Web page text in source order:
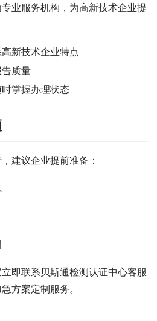
业服务机构，为高新技术企业提
新技术企业特点
质量
掌握办理状态
建议企业提前准备：
即联系贝斯通检测认证中心客服
方案定制服务。